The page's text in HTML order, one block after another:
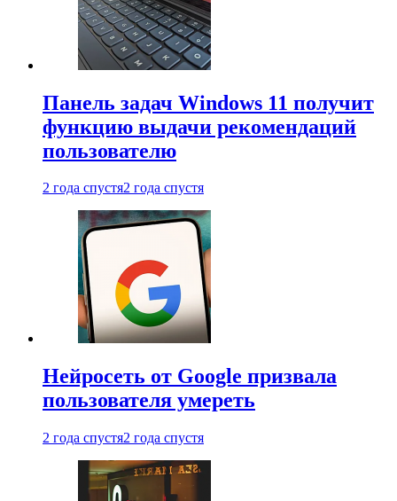
Панель задач Windows 11 получит
функцию выдачи рекомендаций
пользователю
2 года спустя2 года спустя
Нейросеть от Google призвала
пользователя умереть
2 года спустя2 года спустя